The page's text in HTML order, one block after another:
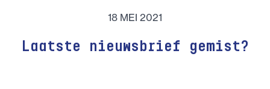
18 MEI 2021
Laatste nieuwsbrief gemist?